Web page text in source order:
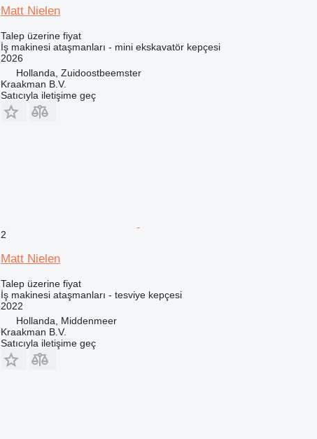
Matt Nielen
Talep üzerine fiyat
İş makinesi ataşmanları - mini ekskavatör kepçesi
2026
Hollanda, Zuidoostbeemster
Kraakman B.V.
Satıcıyla iletişime geç
2
Matt Nielen
Talep üzerine fiyat
İş makinesi ataşmanları - tesviye kepçesi
2022
Hollanda, Middenmeer
Kraakman B.V.
Satıcıyla iletişime geç